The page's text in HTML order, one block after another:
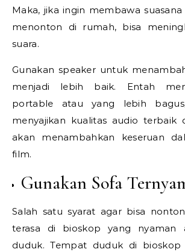
Maka, jika ingin membawa
menonton di rumah, bisa
suara.
Gunakan speaker untuk
menjadi lebih baik. Entah
portable atau yang lebih
menyajikan kualitas audio terbaik
akan menambahkan keseruan
film.
Gunakan Sofa
Salah satu syarat agar bisa
terasa di bioskop yang nyaman
duduk. Tempat duduk di bioskop